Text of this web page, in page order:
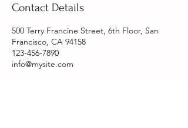
Contact Details
500 Terry Francine Street, 6th Floor, San
Francisco, CA 94158
123-456-7890
info@mysite.com